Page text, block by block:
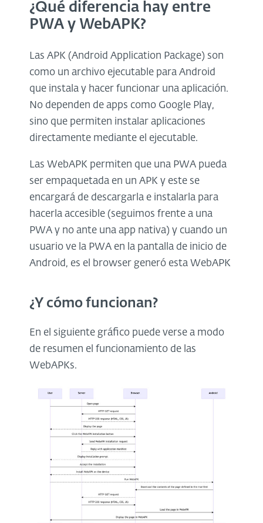
¿Qué diferencia hay entre
PWA y WebAPK?
Las APK (Android Application Package) son
como un archivo ejecutable para Android
que instala y hacer funcionar una aplicación.
No dependen de apps como Google Play,
sino que permiten instalar aplicaciones
directamente mediante el ejecutable.
Las WebAPK permiten que una PWA pueda
ser empaquetada en un APK y este se
encargará de descargarla e instalarla para
hacerla accesible (seguimos frente a una
PWA y no ante una app nativa) y cuando un
usuario ve la PWA en la pantalla de inicio de
Android, es el browser generó esta WebAPK
¿Y cómo funcionan?
En el siguiente gráfico puede verse a modo
de resumen el funcionamiento de las
WebAPKs.